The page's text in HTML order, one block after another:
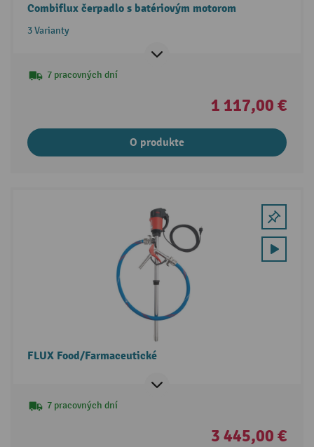
Combiflux čerpadlo s batériovým motorom
3 Varianty
7 pracovných dní
1 117,00 €
O produkte
FLUX Food/Farmaceutické
7 pracovných dní
3 445,00 €